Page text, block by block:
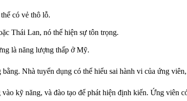
có vẻ thô lỗ.
Thái Lan, nó thể hiện sự tôn trọng.
là năng lượng thấp ở Mỹ.
Nhà tuyển dụng có thể hiểu sai hành vi của ứng
kỹ năng, và đào tạo để phát hiện định kiến. Ứng viên